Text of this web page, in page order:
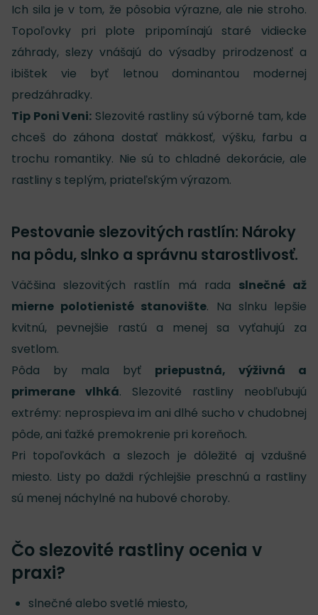
Ich sila je v tom, že pôsobia výrazne, ale nie stroho.
Topoľovky pri plote pripomínajú staré vidiecke
záhrady, slezy vnášajú do výsadby prirodzenosť a
ibištek vie byť letnou dominantou modernej
predzáhradky.
Tip Poni Veni: Slezovité rastliny sú výborné tam, kde
chceš do záhona dostať mäkkosť, výšku, farbu a
trochu romantiky. Nie sú to chladné dekorácie, ale
rastliny s teplým, priateľským výrazom.
Pestovanie slezovitých rastlín: Nároky
na pôdu, slnko a správnu starostlivosť.
Väčšina slezovitých rastlín má rada slnečné až
mierne polotienisté stanovište. Na slnku lepšie
kvitnú, pevnejšie rastú a menej sa vyťahujú za
svetlom.
Pôda by mala byť priepustná, výživná a
primerane vlhká. Slezovité rastliny neobľubujú
extrémy: neprospieva im ani dlhé sucho v chudobnej
pôde, ani ťažké premokrenie pri koreňoch.
Pri topoľovkách a slezoch je dôležité aj vzdušné
miesto. Listy po daždi rýchlejšie preschnú a rastliny
sú menej náchylné na hubové choroby.
Čo slezovité rastliny ocenia v
praxi?
slnečné alebo svetlé miesto,